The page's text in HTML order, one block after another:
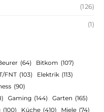
(126)
(1)
(64) Bitkom (107)
FNT (103) Elektrik (113)
(90)
Gaming (144) Garten (165)
(100) Küche (410) Miele (74)